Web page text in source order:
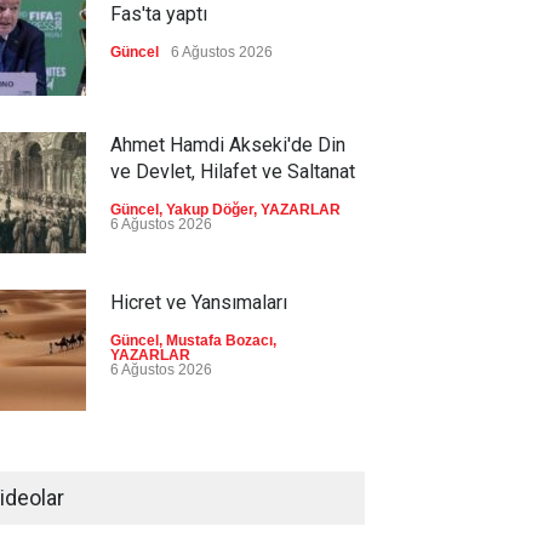
Fas'ta yaptı
Güncel 6 Ağustos 2026
Ahmet Hamdi Akseki'de Din
ve Devlet, Hilafet ve Saltanat
Güncel , Yakup Döğer, YAZARLAR
6 Ağustos 2026
Hicret ve Yansımaları
Güncel , Mustafa Bozacı,
YAZARLAR
6 Ağustos 2026